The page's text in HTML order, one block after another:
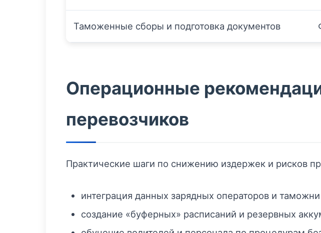
Таможенные сборы и подготовка документов
Операционные
перевозчиков
Практические шаги по снижению издержек и рисков
интеграция данных зарядных операторов и
создание «буферных» расписаний и резервных